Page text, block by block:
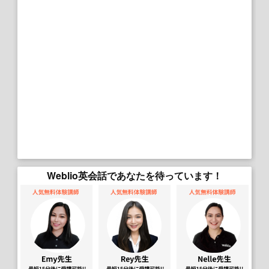
Weblio英会話であなたを待っています！